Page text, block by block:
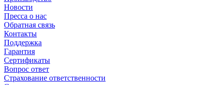
Новости
Пресса о нас
Обратная связь
Контакты
Поддержка
Гарантия
Сертификаты
Вопрос ответ
Страхование ответственности